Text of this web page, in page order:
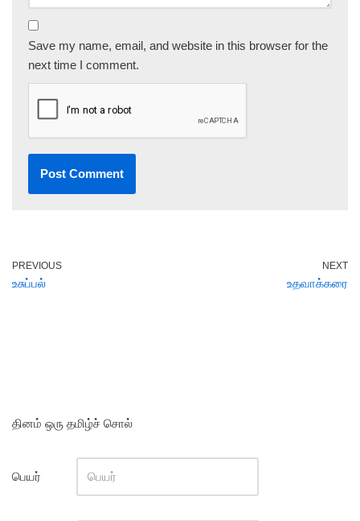
Save my name, email, and website in this browser for the
next time I comment.
PREVIOUS
உசுப்பல்
NEXT
உதவாக்கரை
தினம் ஒரு தமிழ்ச் சொல்
பெயர்